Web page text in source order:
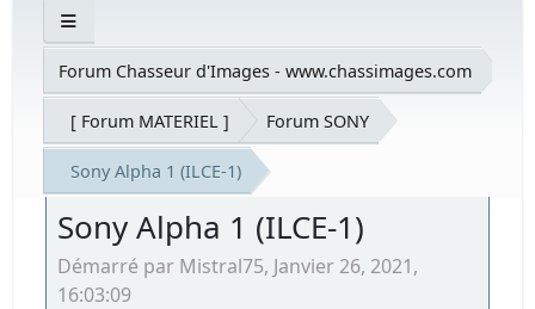
Forum Chasseur d'Images - www.chassimages.com
[ Forum MATERIEL ] Forum SONY
Sony Alpha 1 (ILCE-1)
Sony Alpha 1 (ILCE-1)
Démarré par Mistral75, Janvier 26, 2021,
16:03:09